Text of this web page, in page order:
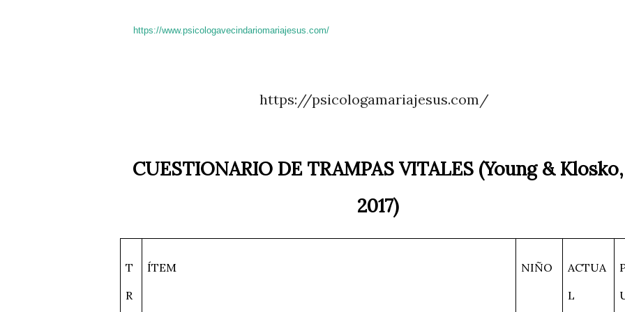
https://www.psicologavecindariomariajesus.com/
https://psicologamariajesus.com/
CUESTIONARIO DE TRAMPAS VITALES (Young & Klosko,
2017)
T
R
ÍTEM NIÑO
ACTUA
L